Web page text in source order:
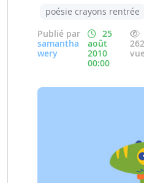
poésie crayons rentrée
Publié par
samantha
wery
25
août
2010
00:00